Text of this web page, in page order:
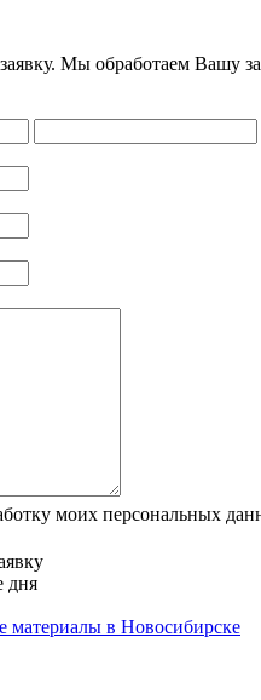
Мы обработаем Вашу
моих персональных
дня
материалы в Новосибирске